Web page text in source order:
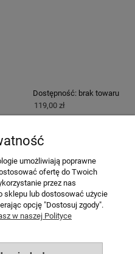
Dostępność: brak towaru
119,00 zł
2 »
DOSTAWA
umożliwiają poprawne
ofertę do Twoich
przez nas
sklepu lub dostosować użycie
opcję "Dostosuj zgody".
w naszej Polityce